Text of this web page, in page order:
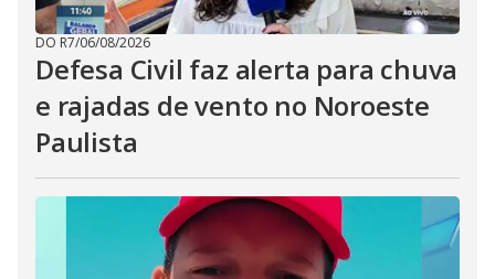
DO R7/06/08/2026
Defesa Civil faz alerta para chuva
e rajadas de vento no Noroeste
Paulista